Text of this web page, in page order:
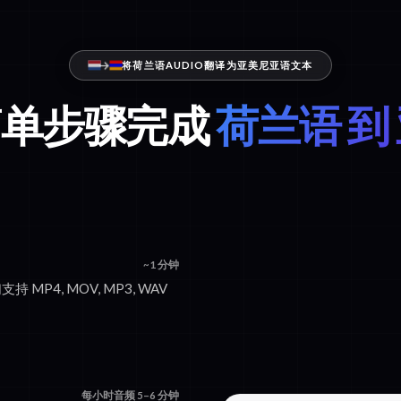
将荷兰语AUDIO翻译为亚美尼亚语文本
步骤完成荷兰语 到
~1 分钟
持 MP4, MOV, MP3, WAV
每小时音频 5–6 分钟